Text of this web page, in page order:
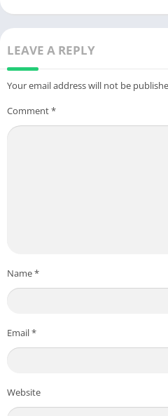
LEAVE A REPLY
Your email address will not be
Comment*
Name*
Email*
Website